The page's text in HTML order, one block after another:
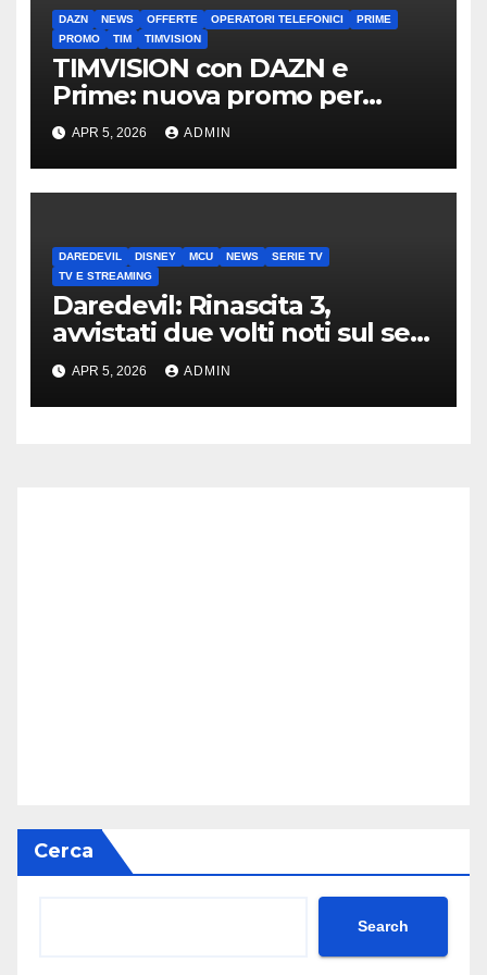
DAZN NEWS OFFERTE OPERATORI TELEFONICI
PRIME
PROMO
TIM TIMVISION
TIMVISION con DAZN e
Prime: nuova promo per
clienti TIM
APR 5, 2026 ADMIN
DAREDEVIL DISNEY MCU NEWS
SERIE TV
TV E STREAMING
Daredevil: Rinascita 3,
avvistati due volti noti sul set
di New York
APR 5, 2026 ADMIN
Cerca
Search